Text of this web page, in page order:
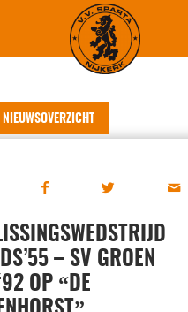
NIEUWSOVERZICHT
– SV GROEN
OP “DE